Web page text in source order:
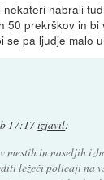
nabrali
50 prekrškov in bi
se pa ljudje malo
17:17izjavil:
mestih in naseljih
ležeči policaji na